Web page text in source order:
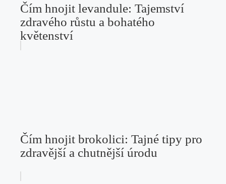
Čím hnojit levandule: Tajemství
zdravého růstu a bohatého
květenství
Čím hnojit brokolici: Tajné tipy pro
zdravější a chutnější úrodu